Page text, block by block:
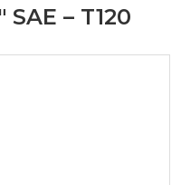
SAE – T120